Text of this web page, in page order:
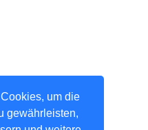
um die
gewährleisten,